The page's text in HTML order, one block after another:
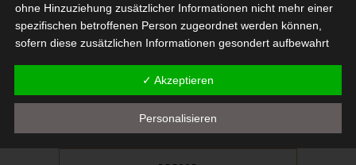
ohne Hinzuziehung zusätzlicher Informationen nicht mehr einer
spezifischen betroffenen Person zugeordnet werden können,
sofern diese zusätzlichen Informationen gesondert aufbewahrt
unterliegen, die gewährleisten, dass die personenbezogenen
Daten nicht einer identifizierten oder identifizierbaren natürlichen
Person zugewiesen werden.
g) Verantwortlicher oder für die
✓ Akzeptieren
Personalisieren